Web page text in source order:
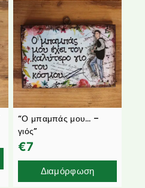
“Ο μπαμπάς μου… –
γιός”
€7
Διαμόρφωση